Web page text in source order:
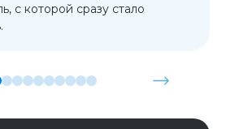
с которой сразу стало